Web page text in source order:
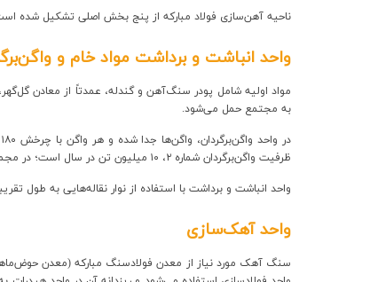
ارتباطات و توسعه برند سازمانی
مسئولیت های اجتماعی
پروژه های سرمایه گذاری
پایداری
سهامداران
ارتباط با ما
ناحیه آهن‌سازی فولاد مبارکه از پنج بخش اصلی تشکیل شده است: واحد
واحد انباشت و برداشت مواد خام و
مواد اولیه شامل پودر سنگ‌آهن و گندله، عمدتاً از معادن
به مجتمع حمل می‌شود.
ظرفیت واگن‌برگردان شماره ۲، ۱۰ میلیون تن در سال است؛ در مجموع امکان تخلیه ۱۸ میلیون تن مواد در سال وجود دارد.
واحد انباشت و برداشت با استفاده از نوار نقاله‌هایی به طول تقریبی ۳۵ کیلومتر، مواد را به دپوها منتقل و پس از همگن‌سازی، به واحدهای گندله‌سازی و احیای مستقیم ارسال
واحد آهک‌سازی